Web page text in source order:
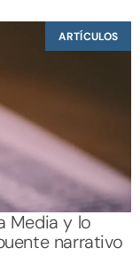
ARTÍCULOS
Media y lo
narrativo